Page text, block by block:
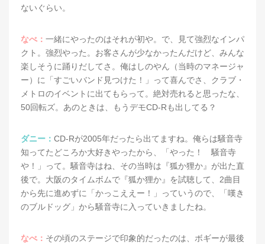
ないぐらい。
なべ： 一緒にやったのはそれが初や。で、見て強烈なインパ
クト。強烈やった。お客さんが少なかったんだけど、みんな
楽しそうに踊りだしてさ。俺はしのやん（当時のマネージャ
ー）に「すごいバンド見つけた！」って喜んでさ、クラブ・
メトロのイベントに出てもらって。絶対売れると思ったな、
50回転ズ。あのときは、もうデモCD-Rも出してる？
ダニー： CD-Rが2005年だったら出てますね。俺らは騒音寺
知ってたどころか大好きやったから、「やった！ 騒音寺
や！」って。騒音寺はね、その当時は『狐か狸か』が出た直
後で。大阪のタイムボムで『狐か狸か』を試聴して、2曲目
から先に進めずに「かっこええー！」っていうので、「嘆き
のブルドッグ」から騒音寺に入っていきましたね。
なべ： その頃のステージで印象的だったのは、ボギーが最後